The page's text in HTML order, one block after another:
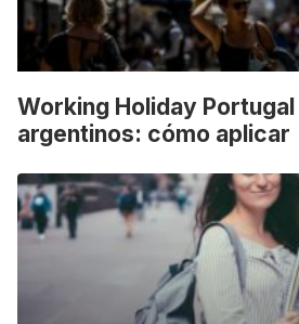
Working Holiday
argentinos: cómo aplicar